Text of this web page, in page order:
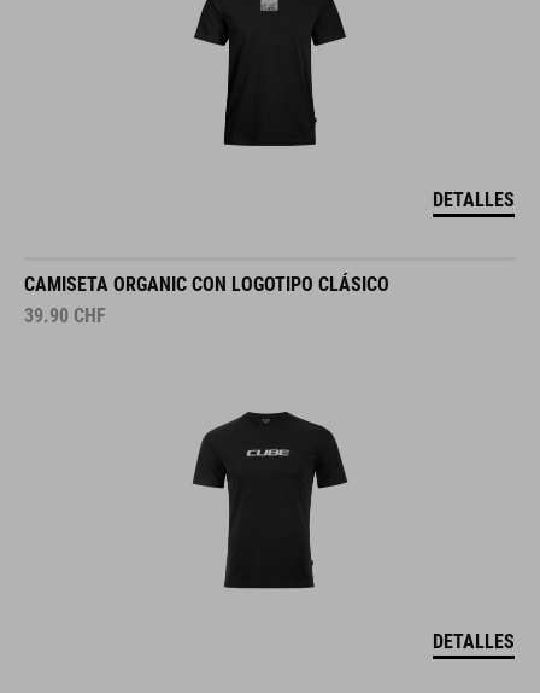
DETALLES
CAMISETA ORGANIC CON LOGOTIPO CLÁSICO
39.90 CHF
DETALLES